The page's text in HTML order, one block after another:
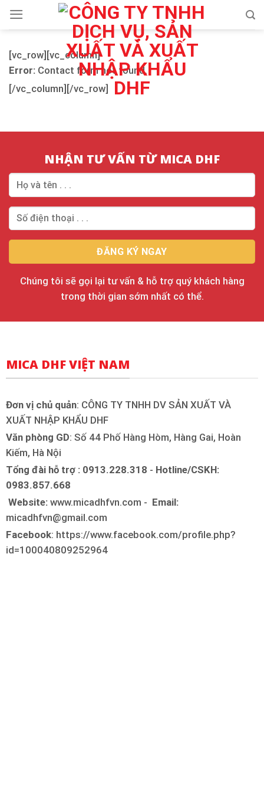
Skip
[vc_row][vc_column]
Error: Contact form not found.
[/vc_column][/vc_row]
NHẬN TƯ VẤN TỪ MICA DHF
Chúng tôi sẽ gọi lại tư vấn & hỗ trợ quý khách hàng
trong thời gian sớm nhất có thể.
MICA DHF VIỆT NAM
Đơn vị chủ quản: CÔNG TY TNHH DV SẢN XUẤT VÀ
XUẤT NHẬP KHẨU DHF
Văn phòng GD: Số 44 Phố Hàng Hòm, Hàng Gai, Hoàn
Kiếm, Hà Nội
Tổng đài hỗ trợ : 0913.228.318 - Hotline/CSKH:
0983.857.668
Website: www.micadhfvn.com - Email:
micadhfvn@gmail.com
Facebook: https://www.facebook.com/profile.php?
id=100040809252964